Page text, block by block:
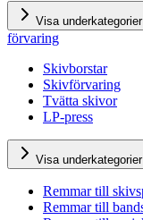
Visa
förvaring
Skivborstar
Skivförvaring
Tvätta skivor
LP-press
Visa
Remmar till
Remmar till